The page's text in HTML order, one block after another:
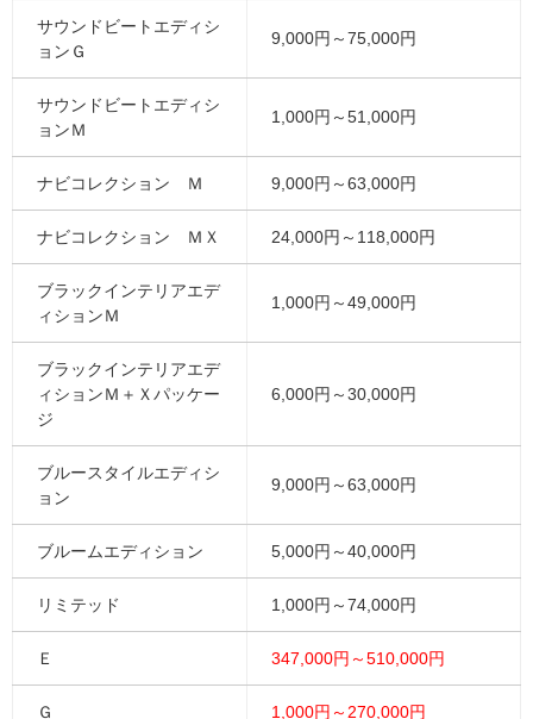
サウンドビートエディシ
ョンＧ
9,000円～75,000円
サウンドビートエディシ
ョンＭ
1,000円～51,000円
ナビコレクション Ｍ 9,000円～63,000円
ナビコレクション ＭＸ 24,000円～118,000円
ブラックインテリアエデ
ィションＭ
1,000円～49,000円
ブラックインテリアエデ
ィションＭ＋Ｘパッケー
ジ
6,000円～30,000円
ブルースタイルエディシ
ョン
9,000円～63,000円
ブルームエディション 5,000円～40,000円
リミテッド 1,000円～74,000円
Ｅ 347,000円～510,000円
Ｇ 1,000円～270,000円